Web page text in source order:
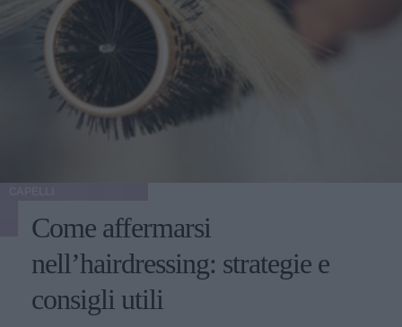
Come affermarsi
nell’hairdressing: strategie e
consigli utili